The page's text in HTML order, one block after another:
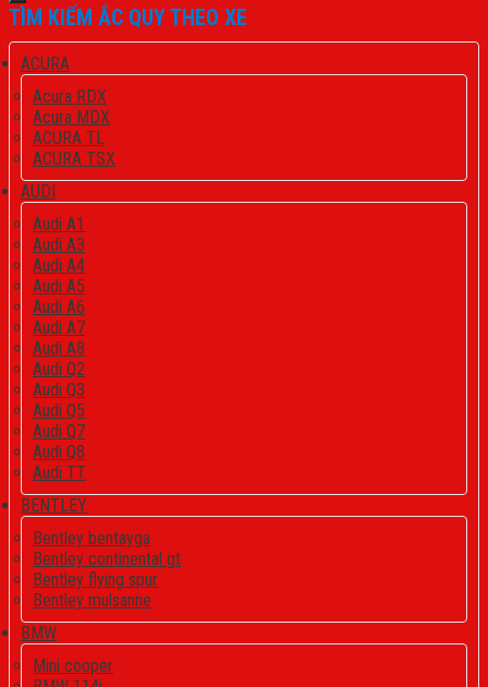
TÌM KIẾM ẮC QUY THEO XE
ACURA
Acura RDX
Acura MDX
ACURA TL
ACURA TSX
AUDI
Audi A1
Audi A3
Audi A4
Audi A5
Audi A6
Audi A7
Audi A8
Audi Q2
Audi Q3
Audi Q5
Audi Q7
Audi Q8
Audi TT
BENTLEY
Bentley bentayga
Bentley continental gt
Bentley flying spur
Bentley mulsanne
BMW
Mini cooper